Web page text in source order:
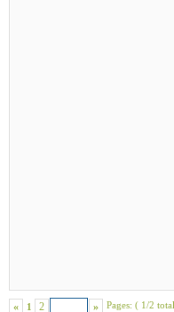
« 1 2 » Pages: ( 1/2